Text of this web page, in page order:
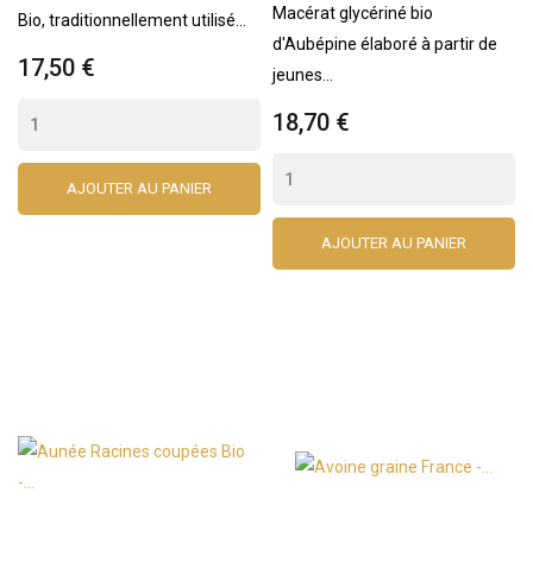
Bio, traditionnellement utilisé...
17,50 €
AJOUTER AU PANIER
Macérat glycériné bio
d'Aubépine élaboré à partir de
jeunes...
18,70 €
AJOUTER AU PANIER